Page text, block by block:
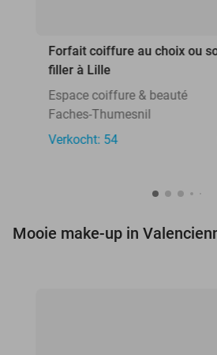
Forfait coiffure au choix ou
filler à Lille
Espace coiffure & beauté
Faches-Thumesnil
Verkocht: 54
Mooie make-up in